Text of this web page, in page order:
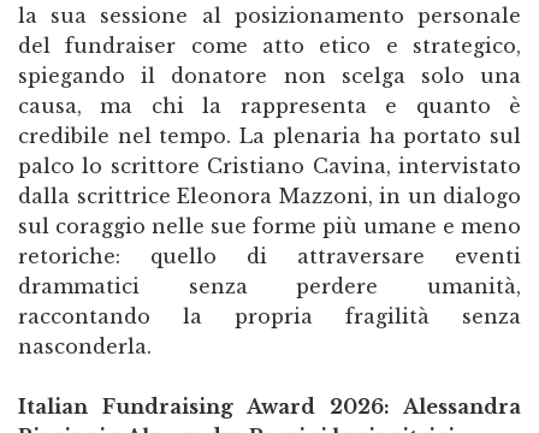
la sua sessione al posizionamento personale
del fundraiser come atto etico e strategico,
spiegando il donatore non scelga solo una
causa, ma chi la rappresenta e quanto è
credibile nel tempo. La plenaria ha portato sul
palco lo scrittore Cristiano Cavina, intervistato
dalla scrittrice Eleonora Mazzoni, in un dialogo
sul coraggio nelle sue forme più umane e meno
retoriche: quello di attraversare eventi
drammatici senza perdere umanità,
raccontando la propria fragilità senza
nasconderla.
Italian Fundraising Award 2026: Alessandra